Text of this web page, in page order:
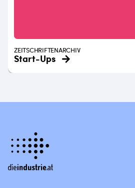
ZEITSCHRIFTENARCHIV
Start-Ups